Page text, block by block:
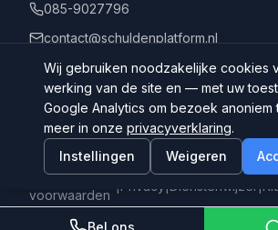
085-9027796
contact@schuldenplatform.nl
Postbus 802, 7400 AV Deventer
©
Algemene
voorwaarden
|Privacy |Dienstenwijzer |
Bel ons
Wij gebruiken noodzakelijke cookies
werking van de site en — met uw
Google Analytics om bezoek anoniem
meer in onze privacyverklaring.
Instellingen
Weigeren